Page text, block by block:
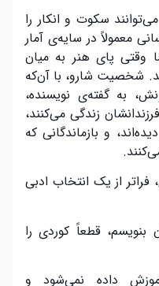
سکوت و انکار را
معمولاً در سایه‌ی آمار
وقتی پای هنر به میان
شخصیت شارو، با آن‌که
به گفته‌ی نویسنده،
زندگی می‌کنند،
و بازماندگانی که
فراتر از یک انتخاب ادبی
قطعاً کوردی را
داده نمی‌شود و